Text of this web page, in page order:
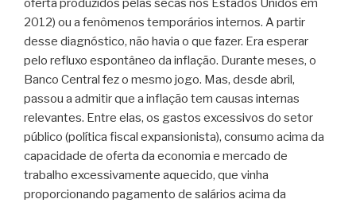
oferta produzidos pelas secas nos Estados Unidos em
2012) ou a fenômenos temporários internos. A partir
desse diagnóstico, não havia o que fazer. Era esperar
pelo refluxo espontâneo da inflação. Durante meses, o
Banco Central fez o mesmo jogo. Mas, desde abril,
passou a admitir que a inflação tem causas internas
relevantes. Entre elas, os gastos excessivos do setor
público (política fiscal expansionista), consumo acima da
capacidade de oferta da economia e mercado de
trabalho excessivamente aquecido, que vinha
proporcionando pagamento de salários acima da